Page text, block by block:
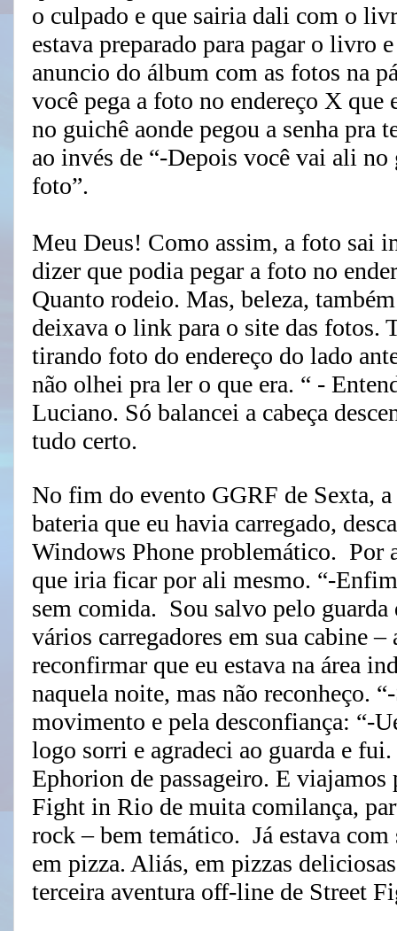
o culpado e que sairia dali com o
estava preparado para pagar o livro
anuncio do álbum com as fotos na
você pega a foto no endereço X que
no guichê aonde pegou a senha pra
ao invés de “-Depois você vai ali no
foto”.
Meu Deus! Como assim, a foto sai
dizer que podia pegar a foto no
Quanto rodeio. Mas, beleza,
deixava o link para o site das fotos.
tirando foto do endereço do lado
não olhei pra ler o que era. “ -
Luciano. Só balancei a cabeça
tudo certo.
No fim do evento GGRF de Sexta,
bateria que eu havia carregado,
Windows Phone problemático. Por
que iria ficar por ali mesmo. “-
sem comida. Sou salvo pelo guarda
vários carregadores em sua cabine –
reconfirmar que eu estava na área
naquela noite, mas não reconheço.
movimento e pela desconfiança: “-
logo sorri e agradeci ao guarda e
Ephorion de passageiro. E
Fight in Rio de muita comilança,
rock – bem temático. Já estava com
em pizza. Aliás, em pizzas
terceira aventura off-line de Street